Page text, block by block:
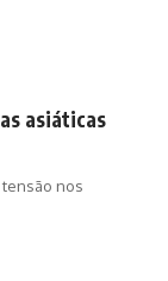
asiáticas
nos